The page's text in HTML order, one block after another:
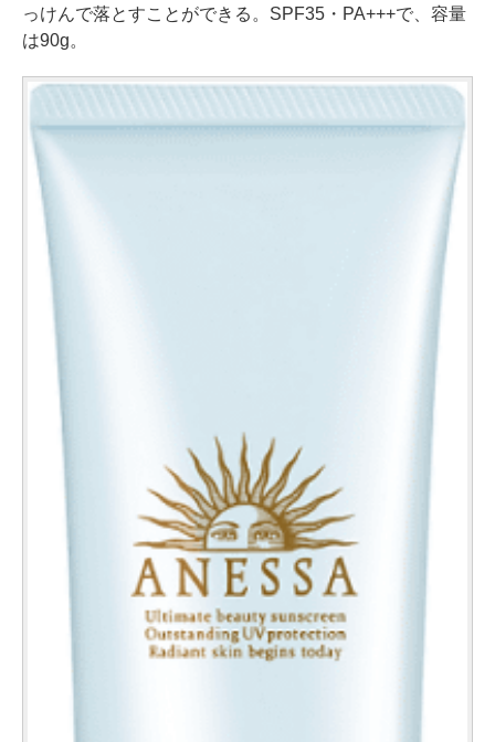
っけんで落とすことができる。SPF35・PA+++で、容量
は90g。